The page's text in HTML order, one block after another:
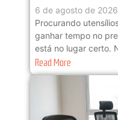
6 de agosto de 2026
Procurando
ganhar tempo no
está no lugar certo.
Read More